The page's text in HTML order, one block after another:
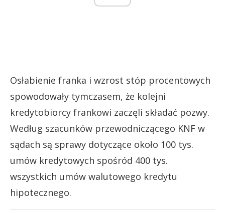
Osłabienie franka i wzrost stóp procentowych
spowodowały tymczasem, że kolejni
kredytobiorcy frankowi zaczęli składać pozwy.
Według szacunków przewodniczącego KNF w
sądach są sprawy dotyczące około 100 tys.
umów kredytowych spośród 400 tys.
wszystkich umów walutowego kredytu
hipotecznego.